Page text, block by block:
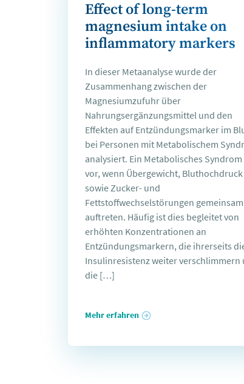
Effect of long-term
magnesium intake on
inflammatory markers
In dieser Metaanalyse wurde der
Zusammenhang zwischen der
Magnesiumzufuhr über
Nahrungsergänzungsmittel und den
Effekten auf Entzündungsmarker im
bei Personen mit Metabolischem
analysiert. Ein Metabolisches
vor, wenn Übergewicht, Bluthochdruck
sowie Zucker- und
Fettstoffwechselstörungen gemeinsam
auftreten. Häufig ist dies begleitet von
erhöhten Konzentrationen an
Entzündungsmarkern, die ihrerseits
Insulinresistenz weiter verschlimmern
die […]
Mehr erfahren